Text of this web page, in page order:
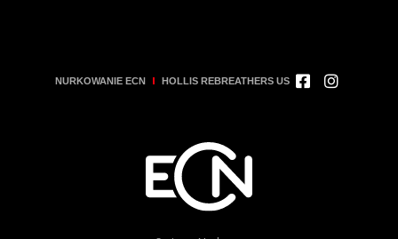
NURKOWANIE ECN HOLLIS REBREATHERS US